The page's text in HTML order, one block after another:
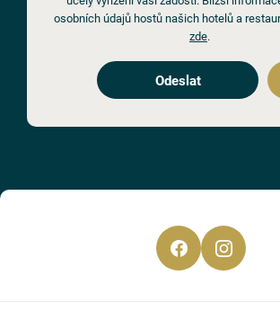
osobních údajů hostů našich hotelů a
zde.
Odeslat